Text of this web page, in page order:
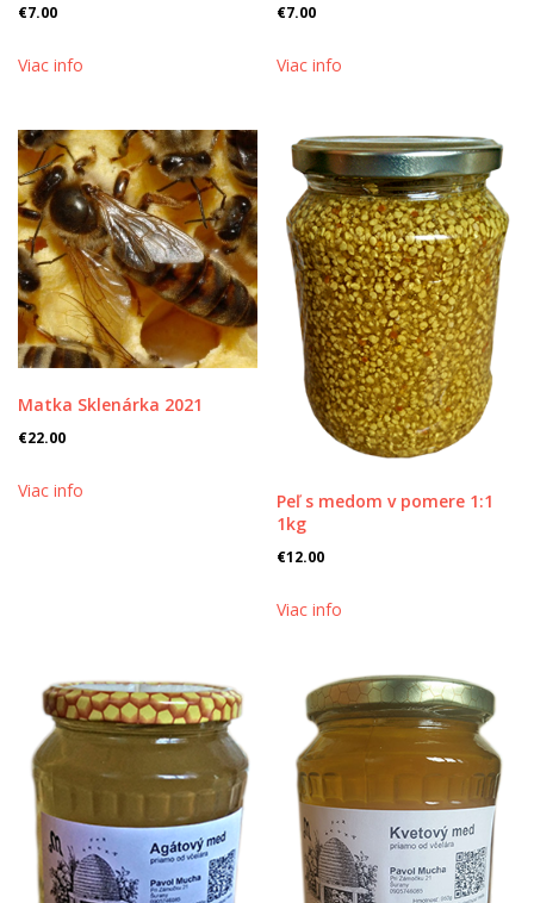
€7.00
Viac info
€7.00
Viac info
Matka Sklenárka 2021
€22.00
Viac info
Peľ s medom v pomere 1:1
1kg
€12.00
Viac info